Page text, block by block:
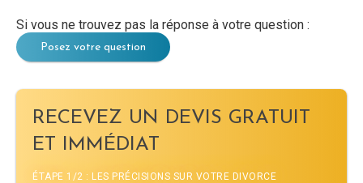
Si vous ne trouvez pas la réponse à votre question :
Posez votre question
RECEVEZ UN DEVIS GRATUIT
ET IMMÉDIAT
ÉTAPE 1/2 : LES PRÉCISIONS SUR VOTRE DIVORCE